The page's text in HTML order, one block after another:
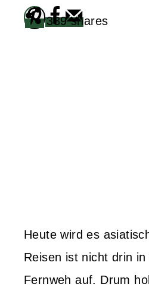
339 shares
Heute wird es
Reisen ist nicht drin
Fernweh auf. Drum